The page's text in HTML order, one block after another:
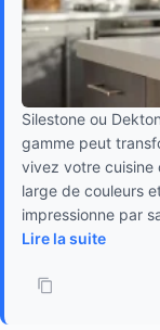
Silestone ou
gamme peut
vivez votre cuisine
large de couleurs
impressionne par
Lire la suite